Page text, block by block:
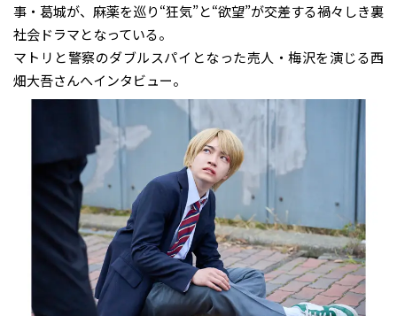
事・葛城が、麻薬を巡り“狂気”と“欲望”が交差する禍々しき裏
社会ドラマとなっている。
マトリと警察のダブルスパイとなった売人・梅沢を演じる西
畑大吾さんへインタビュー。